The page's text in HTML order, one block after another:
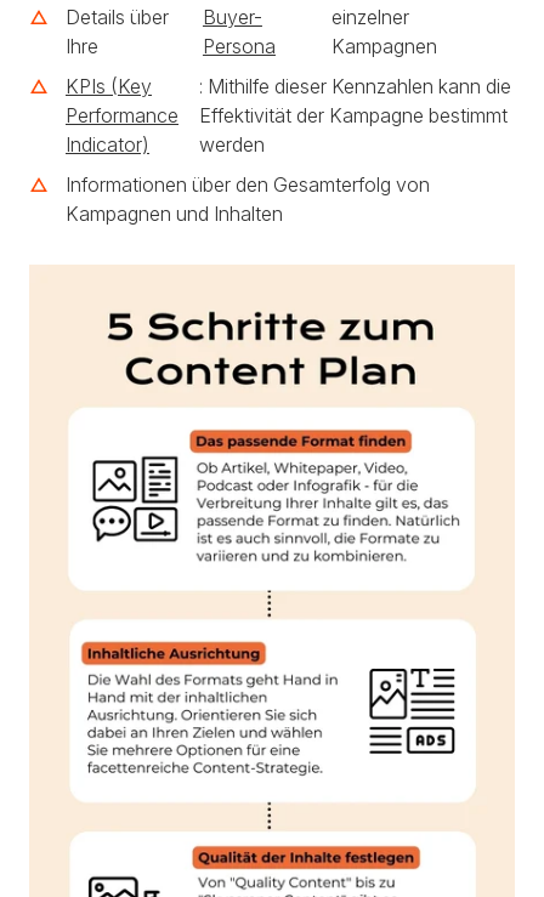
Details über
Ihre
Buyer-
Persona
einzelner
Kampagnen
KPIs (Key
Performance
Indicator)
: Mithilfe dieser Kennzahlen kann die
Effektivität der Kampagne bestimmt
werden
Informationen über den Gesamterfolg von
Kampagnen und Inhalten